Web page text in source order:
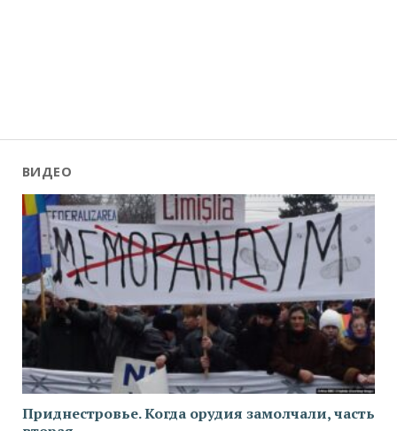
ВИДЕО
Приднестровье. Когда орудия замолчали, часть